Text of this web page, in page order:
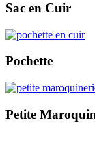
Sac en Cuir
Pochette
Petite